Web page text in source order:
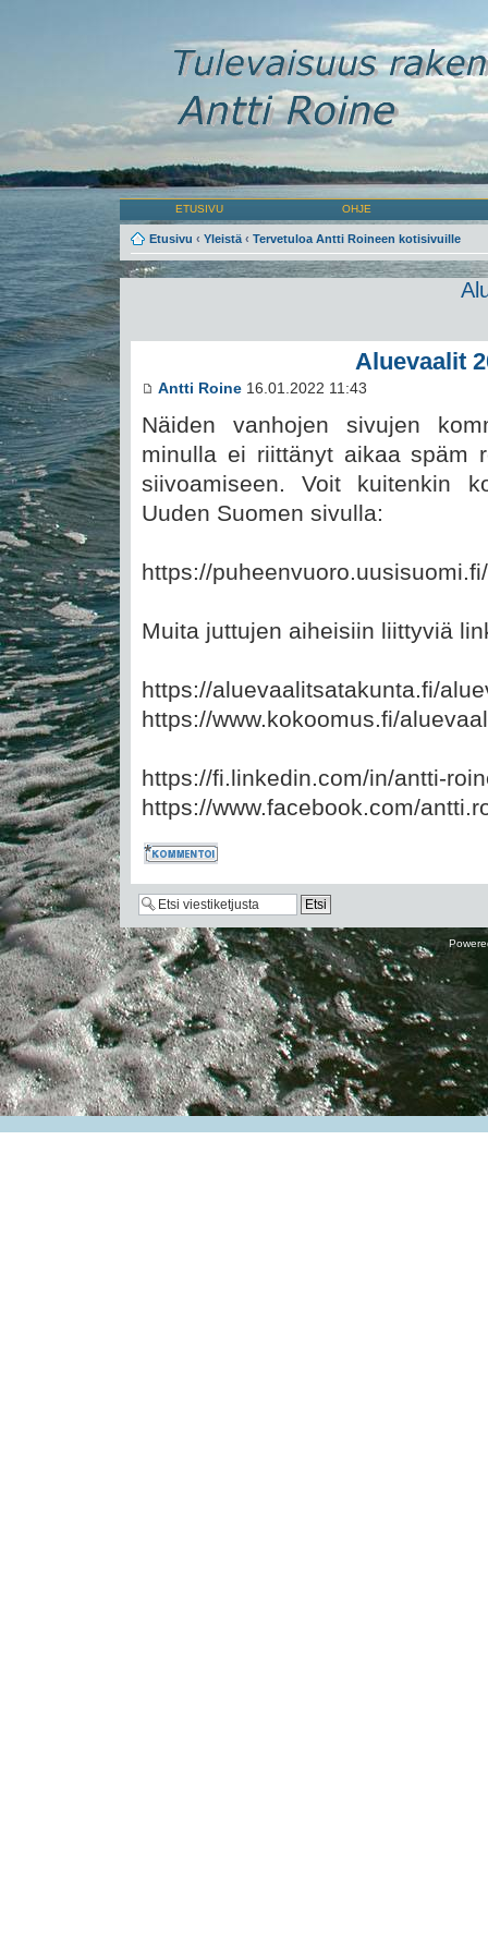
ETUSIVU OHJE
Etusivu ‹ Yleistä ‹ Tervetuloa Antti Roineen kotisivuille
Aluevaalit
Antti Roine 16.01.2022 11:43
Näiden vanhojen sivujen
minulla ei riittänyt aikaa späm
siivoamiseen. Voit kuitenkin
Uuden Suomen sivulla:
https://
Muita juttujen aiheisiin liittyviä
https://aluevaalitsatakunta.fi/
https://www.kokoomus.fi/
https://fi.linkedin.com/in/antti-
https://www.facebook.com/
Kommentoi